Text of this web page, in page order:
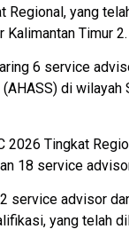
Regional, yang
Kalimantan Timur 2.
6 service
di wilayah
2026 Tingkat
18 service
service advisor
yang telah